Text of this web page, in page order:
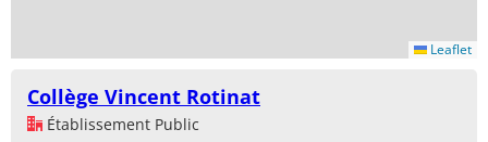
Leaflet
Collège Vincent Rotinat
Établissement Public